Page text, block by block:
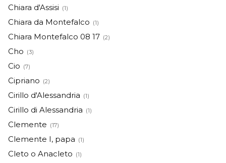
Chiara d'Assisi (1)
Chiara da Montefalco (1)
Chiara Montefalco 08 17 (2)
Cho (3)
Cio (7)
Cipriano (2)
Cirillo d'Alessandria (1)
Cirillo di Alessandria (1)
Clemente (17)
Clemente I, papa (1)
Cleto o Anacleto (1)